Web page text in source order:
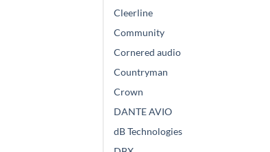
Cleerline
Community
Cornered audio
Countryman
Crown
DANTE AVIO
dB Technologies